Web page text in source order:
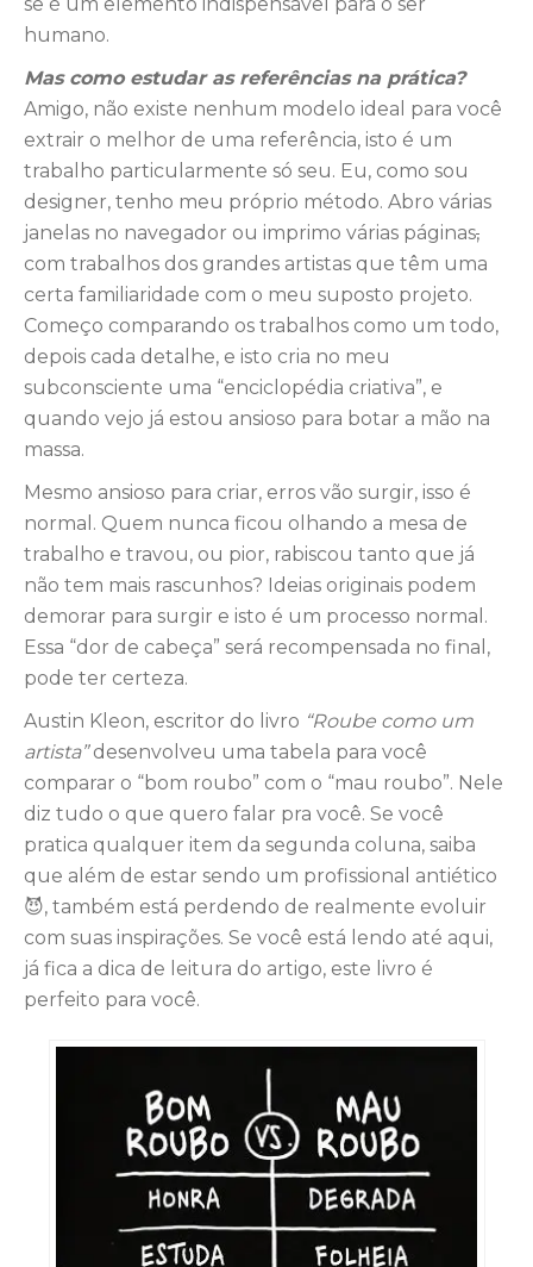
humano.
Mas como estudar as referências na prática?
Amigo, não existe nenhum modelo ideal para você
extrair o melhor de uma referência, isto é um
trabalho particularmente só seu. Eu, como sou
designer, tenho meu próprio método. Abro várias
janelas no navegador ou imprimo várias páginas,
com trabalhos dos grandes artistas que têm uma
certa familiaridade com o meu suposto projeto.
Começo comparando os trabalhos como um todo,
depois cada detalhe, e isto cria no meu
subconsciente uma “enciclopédia criativa”, e
quando vejo já estou ansioso para botar a mão na
massa.
Mesmo ansioso para criar, erros vão surgir, isso é
normal. Quem nunca ficou olhando a mesa de
trabalho e travou, ou pior, rabiscou tanto que já
não tem mais rascunhos? Ideias originais podem
demorar para surgir e isto é um processo normal.
Essa “dor de cabeça” será recompensada no final,
pode ter certeza.
Austin Kleon, escritor do livro “Roube como um
artista”desenvolveu uma tabela para você
comparar o “bom roubo” com o “mau roubo”. Nele
diz tudo o que quero falar pra você. Se você
pratica qualquer item da segunda coluna, saiba
que além de estar sendo um profissional antiético
😈, também está perdendo de realmente evoluir
com suas inspirações. Se você está lendo até aqui,
já fica a dica de leitura do artigo, este livro é
perfeito para você.